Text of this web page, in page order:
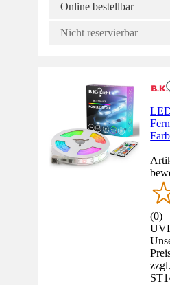
Online bestellbar
Nicht reservierbar
(0)
ST